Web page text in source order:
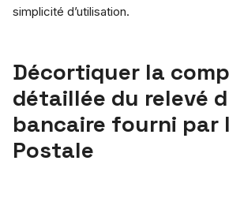
simplicité d’utilisation.
Décortiquer la
détaillée du relevé
bancaire fourni par
Postale